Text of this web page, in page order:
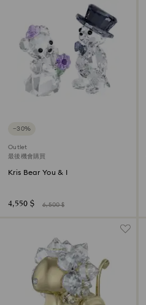
−30%
Outlet
最後機會購買
Kris Bear You & I
4,550 $ 6,500 $